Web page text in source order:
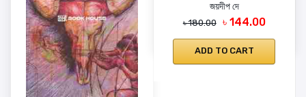
জয়দীপ দে
৳ 180.00 ৳ 144.00
ADD TO CART